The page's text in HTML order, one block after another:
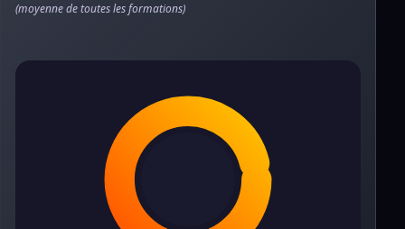
(moyenne de toutes les formations)